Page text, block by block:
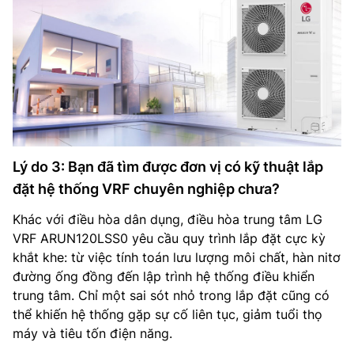
Lý do 3: Bạn đã tìm được đơn vị có kỹ thuật lắp
đặt hệ thống VRF chuyên nghiệp chưa?
Khác với điều hòa dân dụng, điều hòa trung tâm LG
VRF ARUN120LSS0 yêu cầu quy trình lắp đặt cực kỳ
khắt khe: từ việc tính toán lưu lượng môi chất, hàn nitơ
đường ống đồng đến lập trình hệ thống điều khiển
trung tâm. Chỉ một sai sót nhỏ trong lắp đặt cũng có
thể khiến hệ thống gặp sự cố liên tục, giảm tuổi thọ
máy và tiêu tốn điện năng.